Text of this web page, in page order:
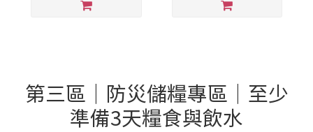
第三區｜防災儲糧專區｜至少
準備3天糧食與飲水